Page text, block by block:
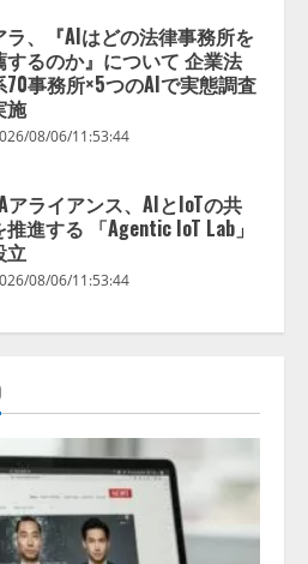
施
08/06/11:53:44
アライアンス、AIとIoTの共
進する 「Agentic IoT Lab」
08/06/11:53:44
開発の推進に向けて
携
竜也がAIで組織の改善点を見
！ SKYSEA Client View 新テ
公開！ 新オプション！ AI
織の業務実態を分析し労務改
援。 藤原竜也メイキング
公開 「もしAIが自分を分析し